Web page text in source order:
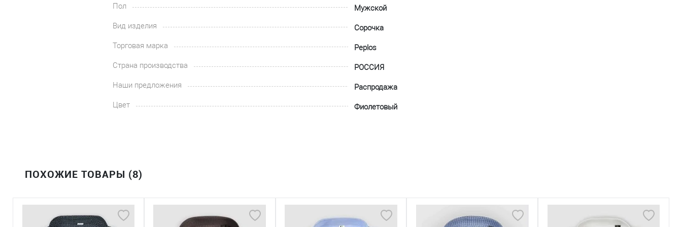
Пол
Мужской
Вид изделия
Сорочка
Торговая марка
Peplos
Страна производства
РОССИЯ
Наши предложения
Распродажа
Цвет
Фиолетовый
ПОХОЖИЕ ТОВАРЫ (8)